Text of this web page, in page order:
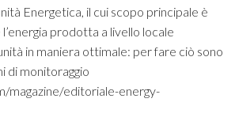
Energetica, il cui scopo principale è
prodotta a livello locale
in maniera ottimale: per fare ciò sono
di monitoraggio
magazine/editoriale-energy-